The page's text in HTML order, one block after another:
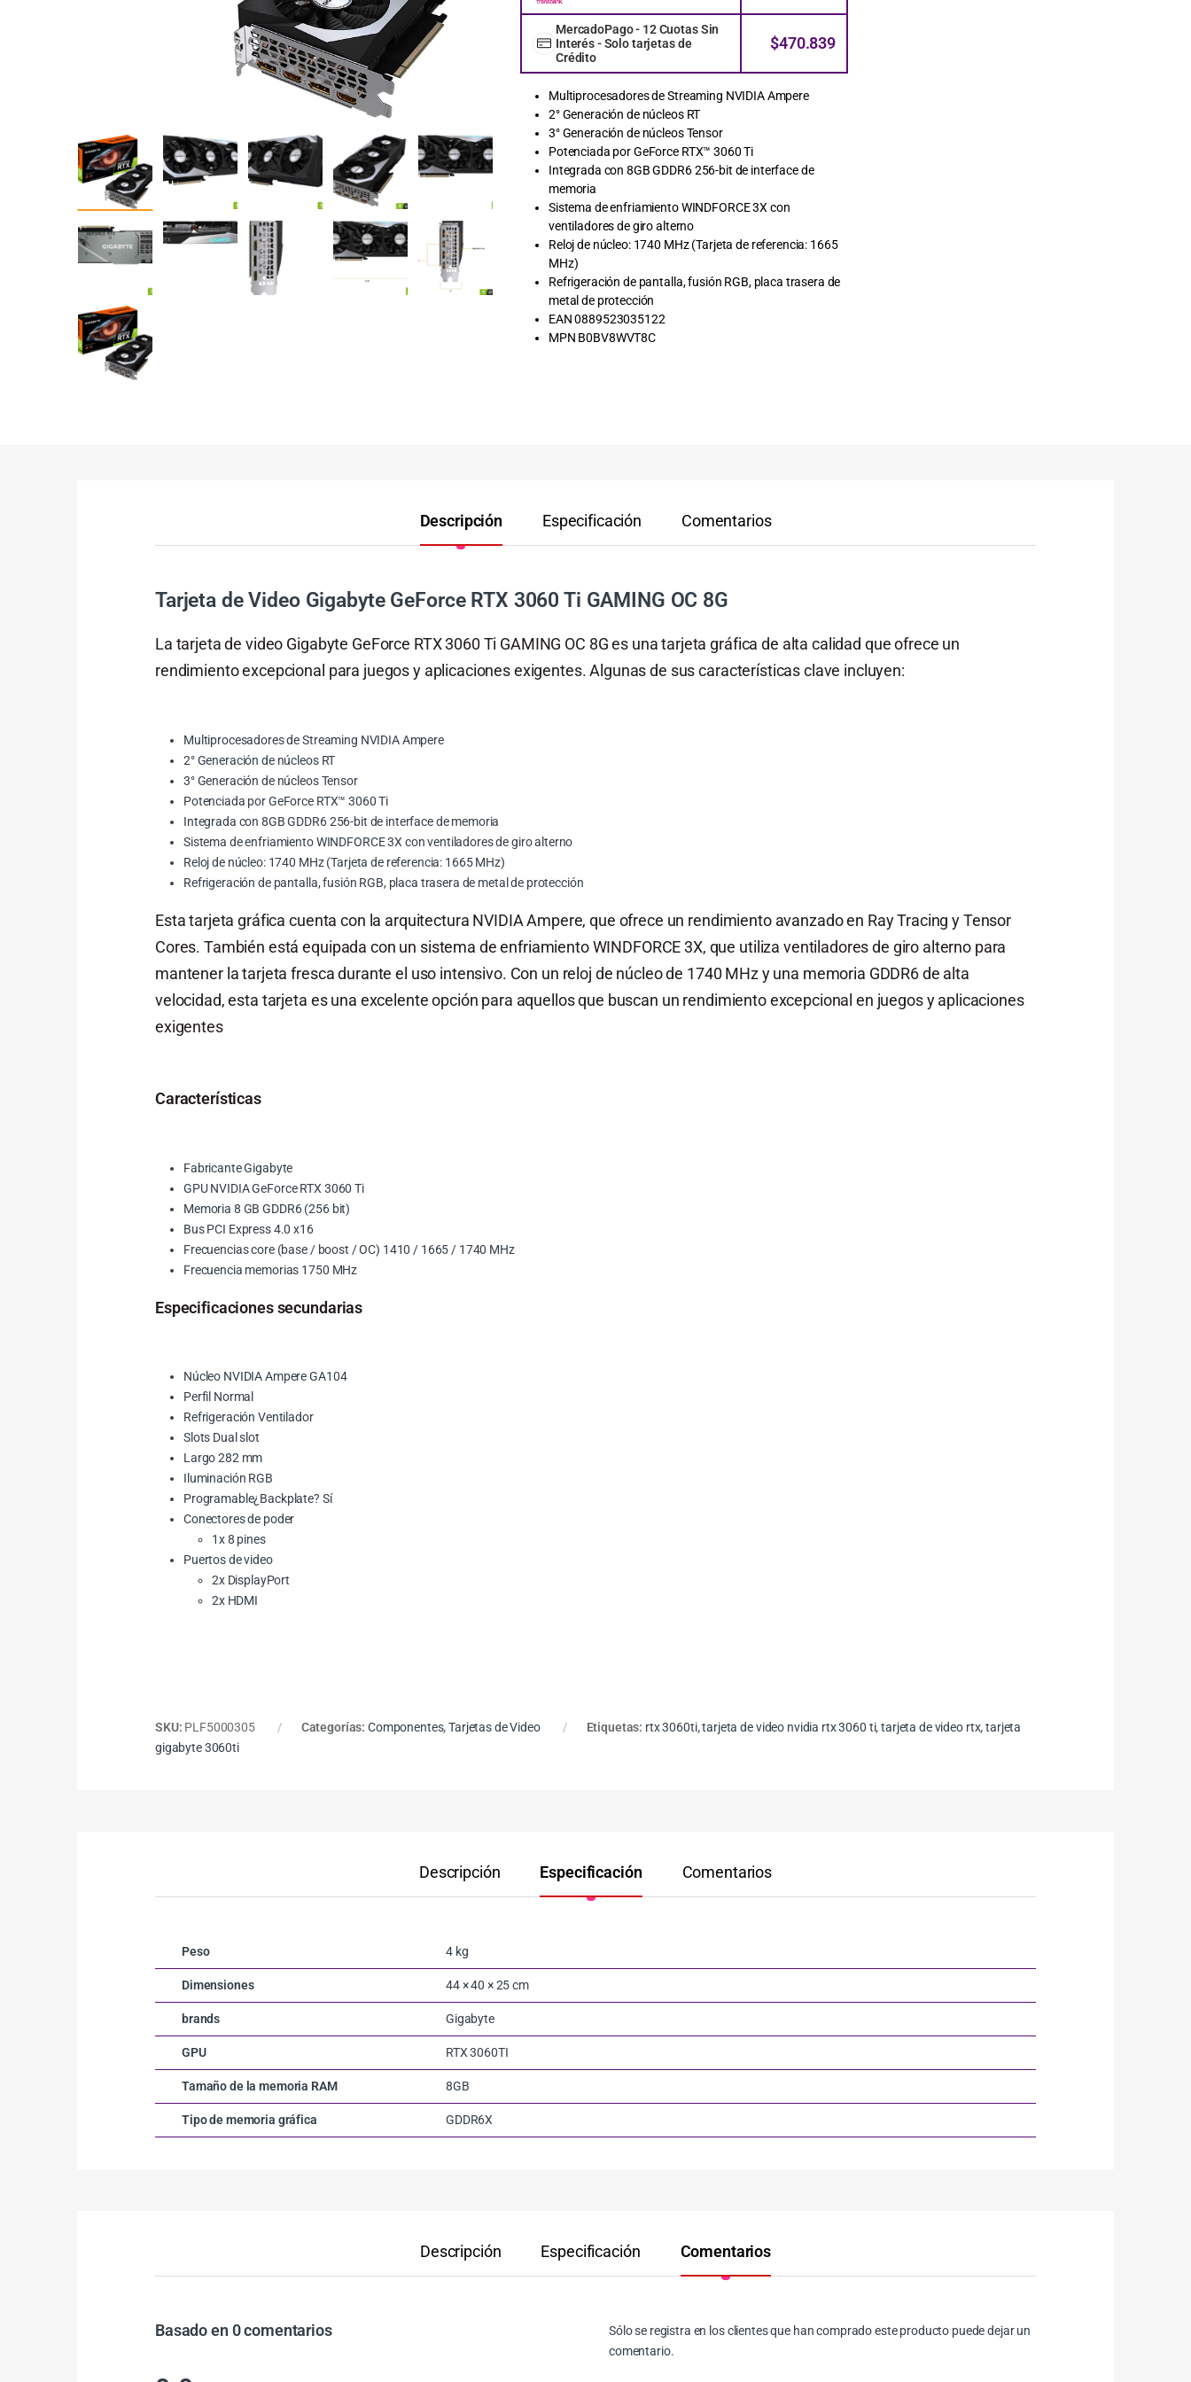
MercadoPago - 12 Cuotas Sin
Interés - Solo tarjetas de
Crédito
$470.839
Multiprocesadores de Streaming NVIDIA Ampere
2° Generación de núcleos RT
3° Generación de núcleos Tensor
Potenciada por GeForce RTX™ 3060 Ti
Integrada con 8GB GDDR6 256-bit de interface de
memoria
Sistema de enfriamiento WINDFORCE 3X con
ventiladores de giro alterno
Reloj de núcleo: 1740 MHz (Tarjeta de referencia: 1665
MHz)
Refrigeración de pantalla, fusión RGB, placa trasera de
metal de protección
EAN 0889523035122
MPN B0BV8WVT8C
Descripción Especificación Comentarios
Tarjeta de Video Gigabyte GeForce RTX 3060 Ti GAMING OC 8G
La tarjeta de video Gigabyte GeForce RTX 3060 Ti GAMING OC 8G es una tarjeta gráfica de alta calidad que ofrece un
rendimiento excepcional para juegos y aplicaciones exigentes. Algunas de sus características clave incluyen:
Multiprocesadores de Streaming NVIDIA Ampere
2° Generación de núcleos RT
3° Generación de núcleos Tensor
Potenciada por GeForce RTX™ 3060 Ti
Integrada con 8GB GDDR6 256-bit de interface de memoria
Sistema de enfriamiento WINDFORCE 3X con ventiladores de giro alterno
Reloj de núcleo: 1740 MHz (Tarjeta de referencia: 1665 MHz)
Refrigeración de pantalla, fusión RGB, placa trasera de metal de protección
Esta tarjeta gráfica cuenta con la arquitectura NVIDIA Ampere, que ofrece un rendimiento avanzado en Ray Tracing y Tensor
Cores. También está equipada con un sistema de enfriamiento WINDFORCE 3X, que utiliza ventiladores de giro alterno para
mantener la tarjeta fresca durante el uso intensivo. Con un reloj de núcleo de 1740 MHz y una memoria GDDR6 de alta
velocidad, esta tarjeta es una excelente opción para aquellos que buscan un rendimiento excepcional en juegos y aplicaciones
exigentes
Características
Fabricante Gigabyte
GPU NVIDIA GeForce RTX 3060 Ti
Memoria 8 GB GDDR6 (256 bit)
Bus PCI Express 4.0 x16
Frecuencias core (base / boost / OC) 1410 / 1665 / 1740 MHz
Frecuencia memorias 1750 MHz
Especificaciones secundarias
Núcleo NVIDIA Ampere GA104
Perfil Normal
Refrigeración Ventilador
Slots Dual slot
Largo 282 mm
Iluminación RGB
Programable¿Backplate? Sí
Conectores de poder
1x 8 pines
Puertos de video
2x DisplayPort
2x HDMI
SKU: PLF5000305 Categorías: Componentes,Tarjetas de Video Etiquetas: rtx 3060ti,tarjeta de video nvidia rtx 3060 ti,tarjeta de video rtx,tarjeta
gigabyte 3060ti
Descripción Especificación Comentarios
Peso 4 kg
Dimensiones 44 × 40 × 25 cm
brands Gigabyte
GPU RTX 3060TI
Tamaño de la memoria RAM 8GB
Tipo de memoria gráfica GDDR6X
Descripción Especificación Comentarios
Basado en 0 comentarios
Sólo se registra en los clientes que han comprado este producto puede dejar un
comentario.